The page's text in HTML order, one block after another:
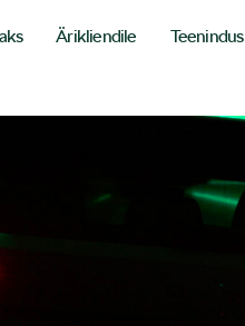
Ärikliendile Teenindus